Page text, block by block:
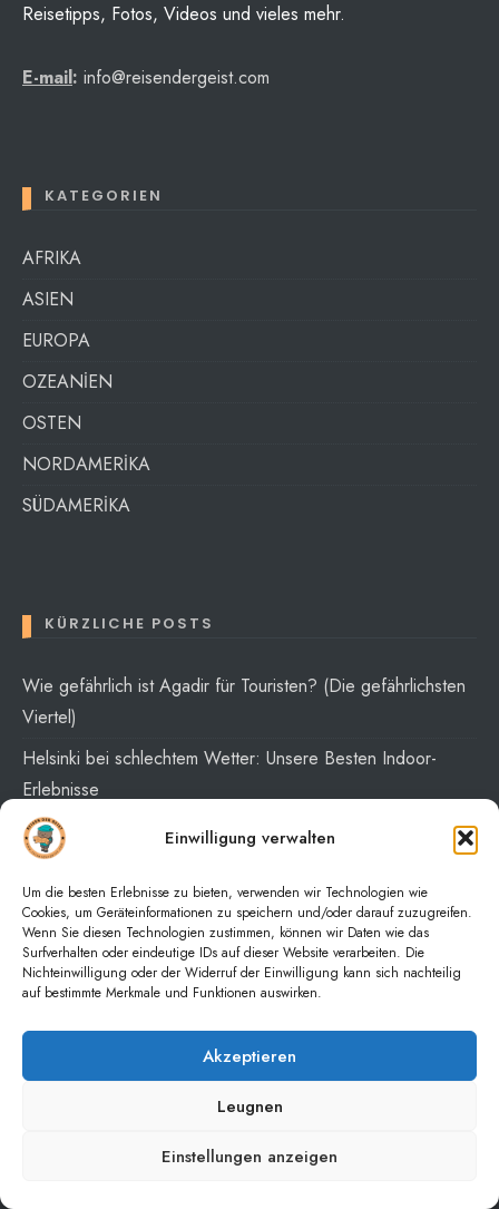
Einwilligung verwalten
Um die besten Erlebnisse zu bieten, verwenden wir Technologien wie
Cookies, um Geräteinformationen zu speichern und/oder darauf zuzugreifen.
Wenn Sie diesen Technologien zustimmen, können wir Daten wie das
Surfverhalten oder eindeutige IDs auf dieser Website verarbeiten. Die
Nichteinwilligung oder der Widerruf der Einwilligung kann sich nachteilig
auf bestimmte Merkmale und Funktionen auswirken.
Akzeptieren
Leugnen
Einstellungen anzeigen
Reisetipps, Fotos, Videos und vieles mehr.
E-mail: info@reisendergeist.com
KATEGORIEN
AFRIKA
ASIEN
EUROPA
OZEANİEN
OSTEN
NORDAMERİKA
SÜDAMERİKA
KÜRZLICHE POSTS
Wie gefährlich ist Agadir für Touristen? (Die gefährlichsten
Viertel)
Helsinki bei schlechtem Wetter: Unsere Besten Indoor-
Erlebnisse
Wie gefährlich ist Johannesburg? (Die gefährlichsten
Viertel)
Wie gefährlich ist Tanger für Touristen? (Die gefährlichsten
Viertel)